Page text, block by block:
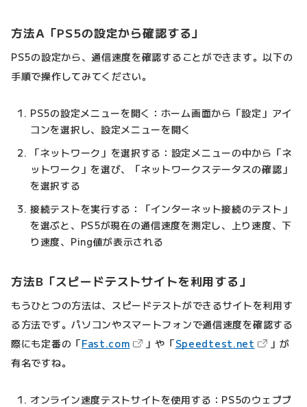
方法A「PS5の設定から確認する」
PS5の設定から、通信速度を確認することができます。以下の
手順で操作してみてください。
PS5の設定メニューを開く：ホーム画面から「設定」アイ
コンを選択し、設定メニューを開く
「ネットワーク」を選択する：設定メニューの中から「ネ
ットワーク」を選び、「ネットワークステータスの確認」
を選択する
接続テストを実行する：「インターネット接続のテスト」
を選ぶと、PS5が現在の通信速度を測定し、上り速度、下
り速度、Ping値が表示される
方法B「スピードテストサイトを利用する」
もうひとつの方法は、スピードテストができるサイトを利用す
る方法です。パソコンやスマートフォンで通信速度を確認する
際にも定番の「Fast.com（新しいタブで開きます）
」や「Speedtest.net （新しい
」が
有名ですね。
オンライン速度テストサイトを使用する：PS5のウェブブ